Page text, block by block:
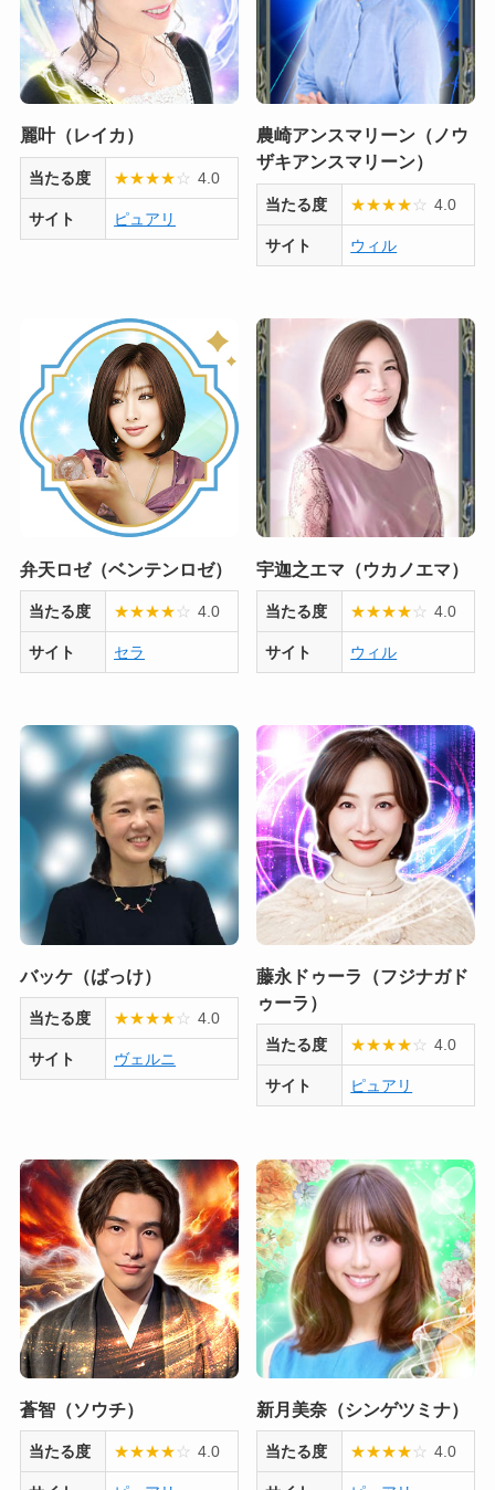
麗叶（レイカ）
当たる度 ★★★★☆ 4.0
サイト ピュアリ
農崎アンスマリーン（ノウ
ザキアンスマリーン）
当たる度 ★★★★☆ 4.0
サイト ウィル
弁天ロゼ（ベンテンロゼ）
当たる度 ★★★★☆ 4.0
サイト セラ
宇迦之エマ（ウカノエマ）
当たる度 ★★★★☆ 4.0
サイト ウィル
バッケ（ばっけ）
当たる度 ★★★★☆ 4.0
サイト ヴェルニ
藤永ドゥーラ（フジナガド
ゥーラ）
当たる度 ★★★★☆ 4.0
サイト ピュアリ
蒼智（ソウチ）
当たる度 ★★★★☆ 4.0
新月美奈（シンゲツミナ）
当たる度 ★★★★☆ 4.0